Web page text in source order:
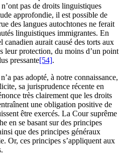
pas de droits linguistiques
approfondie, il est possible de
des langues autochtones ne ferait
linguistiques immigrantes. En
aurait causé des torts aux
leur protection, du moins d’un point
pressante[54].
pas adopté, à notre connaissance,
sa jurisprudence récente en
très clairement que les droits
une obligation positive de
être exercés. La Cour suprême
en se basant sur des principes
que des principes généraux
Or, ces principes s’appliquent aux